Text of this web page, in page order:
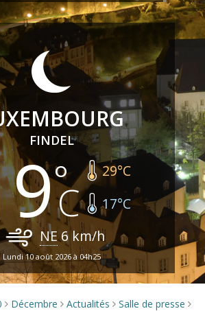
FINDEL
29°C
17°C
NE6 km/h
Lundi 10 août 2026 à 04h25
> Décembre > Actualités > Salle de presse >